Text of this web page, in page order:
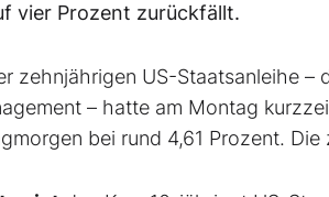
vier Prozent zurückfällt.
zehnjährigen US-Staatsanleihe
– hatte am Montag
bei rund 4,61 Prozent.